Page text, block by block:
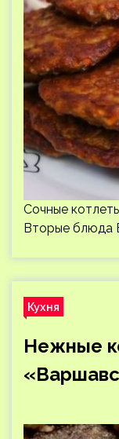
Сочные
Вторые блюда
Кухня
Нежные